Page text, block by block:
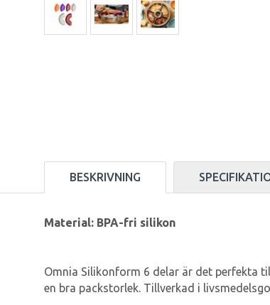
BESKRIVNING
Material: BPA-fri silikon
Omnia Silikonform 6 delar är det perfekta
en bra packstorlek. Tillverkad i